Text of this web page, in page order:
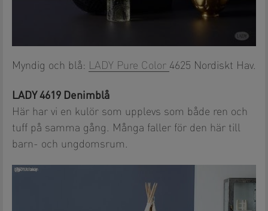
Myndig och blå: LADY Pure Color 4625 Nordiskt Hav.
LADY 4619 Denimblå
Här har vi en kulör som upplevs som både ren och
tuff på samma gång. Många faller för den här till
barn- och ungdomsrum.